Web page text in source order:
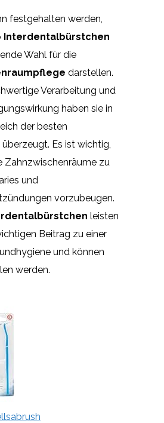
festgehalten werden,
Interdentalbürstchen
Wahl für die
darstellen.
Verarbeitung und
haben sie in
der besten
Es ist wichtig,
Zahnzwischenräume zu
und
vorzubeugen.
leisten
Beitrag zu einer
und können
werden.